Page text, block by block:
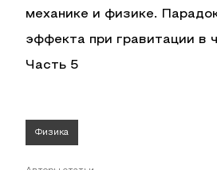
механике и физике.
эффекта при гравитации в
Часть 5
Физика